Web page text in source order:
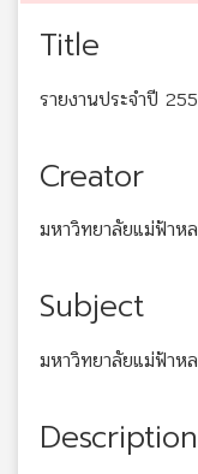
Title
รายงานประจำปี
Creator
มหาวิทยาลัยแม่ฟ้าห
Subject
มหาวิทยาลัยแม่ฟ้าห
Description